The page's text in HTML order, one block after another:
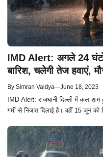
IMD Alert: अगले 24 घंटों
बारिश, चलेगी तेज हवाएं,
By Simran Vaidya—June 18, 2023
IMD Alert: राजधानी दिल्ली में कल
गर्मी से निजात दिलाई है। वहीं 15 जून को